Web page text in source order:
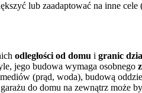
lub zaadaptować na inne
odległości od domu i granic
jego budowa wymaga osobnego
(prąd, woda), budową
do domu na zewnątrz może